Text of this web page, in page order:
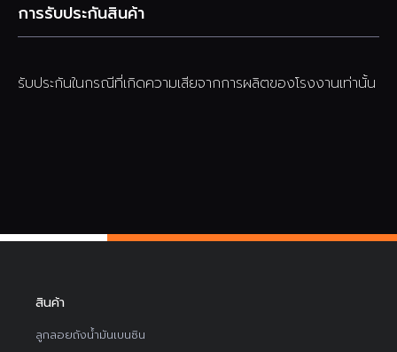
การรับประกันสินค้า
รับประกันในกรณีที่เกิดความเสียจากการผลิตของโรงงานเท่านั้น
สินค้า
ลูกลอยถังน้ำมันเบนซิน